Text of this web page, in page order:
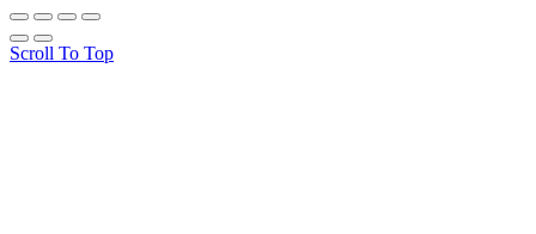
Scroll To Top